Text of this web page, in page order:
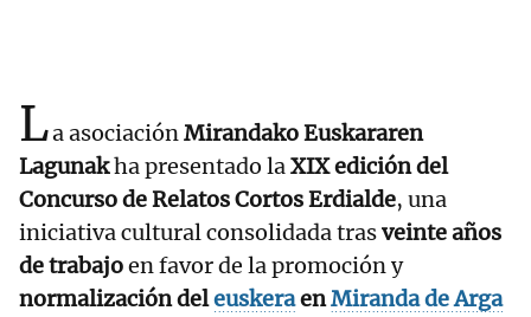
La asociaciónMirandako Euskararen
Lagunakha presentado laXIX edición del
Concurso de Relatos Cortos Erdialde, una
iniciativa cultural consolidada trasveinte años
de trabajoen favor de la promoción y
normalización deleuskeraenMiranda de Arga